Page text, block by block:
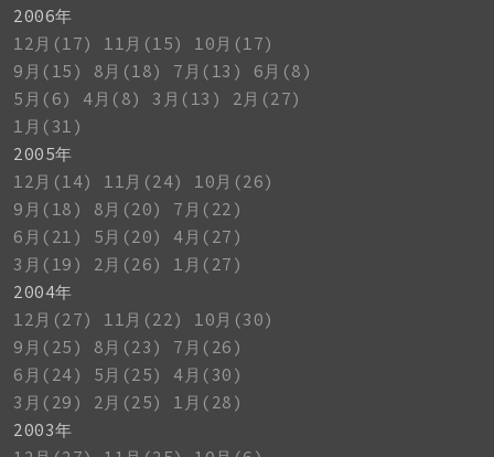
2006年
12月(17)
11月(15)
10月(17)
9月(15)
8月(18) 7月(13)
6月(8)
5月(6)
4月(8) 3月(13)
2月(27)
1月(31)
2005年
12月(14)
11月(24)
10月(26)
9月(18)
8月(20)
7月(22)
6月(21)
5月(20)
4月(27)
3月(19)
2月(26)
1月(27)
2004年
12月(27)
11月(22)
10月(30)
9月(25)
8月(23)
7月(26)
6月(24)
5月(25)
4月(30)
3月(29)
2月(25)
1月(28)
2003年